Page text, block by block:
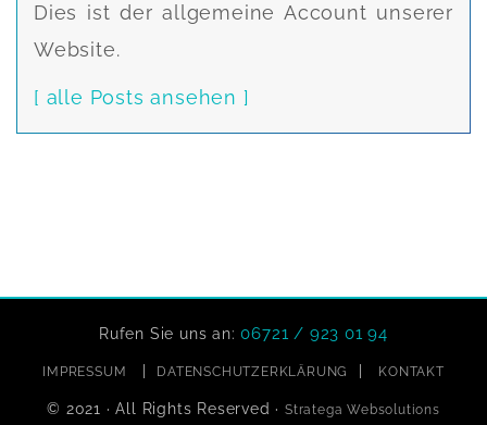
Dies ist der allgemeine Account unserer
Website.
[ alle Posts ansehen ]
Rufen Sie uns an:06721 / 923 01 94
IMPRESSUM DATENSCHUTZERKLÄRUNG KONTAKT
© 2021 · All Rights Reserved · Stratega Websolutions